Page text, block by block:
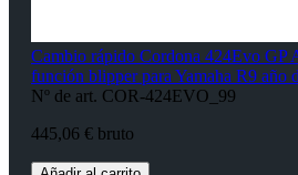
Cambio rápido Cordona 424Evo GP
función blipper para Yamaha R9 año
Nº de art. COR-424EVO_99
445,06 € bruto